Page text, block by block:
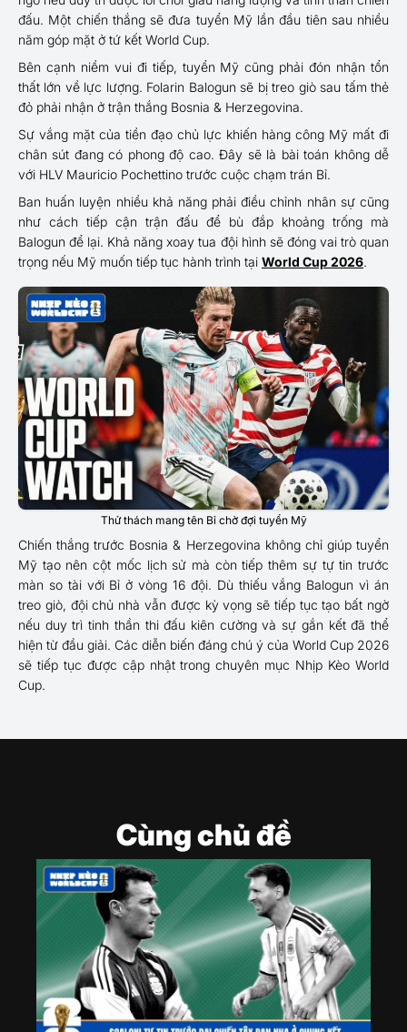
đấu. Một chiến thắng sẽ đưa tuyển Mỹ lần đầu tiên sau nhiều
năm góp mặt ở tứ kết World Cup.
Bên cạnh niềm vui đi tiếp, tuyển Mỹ cũng phải đón nhận tổn
thất lớn về lực lượng. Folarin Balogun sẽ bị treo giò sau tấm thẻ
đỏ phải nhận ở trận thắng Bosnia & Herzegovina.
Sự vắng mặt của tiền đạo chủ lực khiến hàng công Mỹ mất đi
chân sút đang có phong độ cao. Đây sẽ là bài toán không dễ
với HLV Mauricio Pochettino trước cuộc chạm trán Bỉ.
Ban huấn luyện nhiều khả năng phải điều chỉnh nhân sự cũng
như cách tiếp cận trận đấu để bù đắp khoảng trống mà
Balogun để lại. Khả năng xoay tua đội hình sẽ đóng vai trò quan
trọng nếu Mỹ muốn tiếp tục hành trình tại World Cup 2026.
Thử thách mang tên Bỉ chờ đợi tuyển Mỹ
Chiến thắng trước Bosnia & Herzegovina không chỉ giúp tuyển
Mỹ tạo nên cột mốc lịch sử mà còn tiếp thêm sự tự tin trước
màn so tài với Bỉ ở vòng 16 đội. Dù thiếu vắng Balogun vì án
treo giò, đội chủ nhà vẫn được kỳ vọng sẽ tiếp tục tạo bất ngờ
nếu duy trì tinh thần thi đấu kiên cường và sự gắn kết đã thể
hiện từ đầu giải. Các diễn biến đáng chú ý của World Cup 2026
sẽ tiếp tục được cập nhật trong chuyên mục Nhịp Kèo World
Cup.
Cùng chủ đề